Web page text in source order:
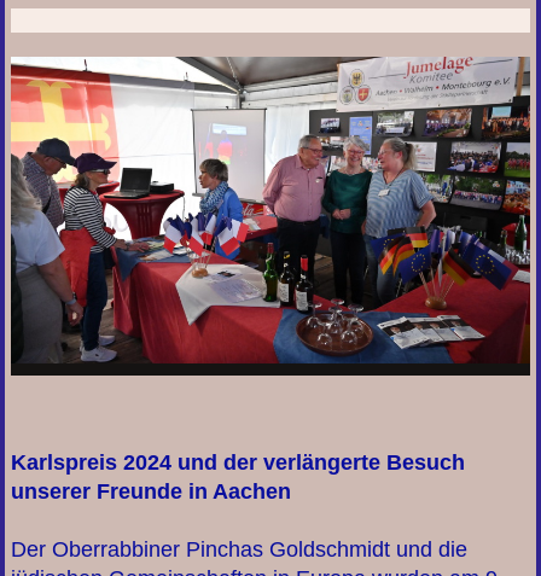
Karlspreis 2024 und der verlängerte Besuch
unserer Freunde in Aachen
Der Oberrabbiner Pinchas Goldschmidt und die